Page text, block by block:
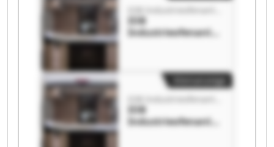
IOB
Industrieofenanla
Industrieofenanla
gen Vertrieb GmbH
IOB
Industrieofenanla
Kleinanzeige